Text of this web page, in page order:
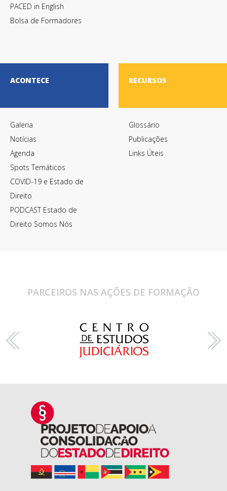
PACED in English
Bolsa de Formadores
ACONTECE
Galeria
Notícias
Agenda
Spots Temáticos
COVID-19 e Estado de
Direito
PODCAST Estado de
Direito Somos Nós
RECURSOS
Glossário
Publicações
Links Úteis
PARCEIROS NAS AÇÕES DE FORMAÇÃO